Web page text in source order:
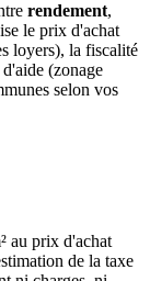
rendement,
le prix d'achat
loyers), la fiscalité
(zonage
selon vos
au prix d'achat
de la taxe